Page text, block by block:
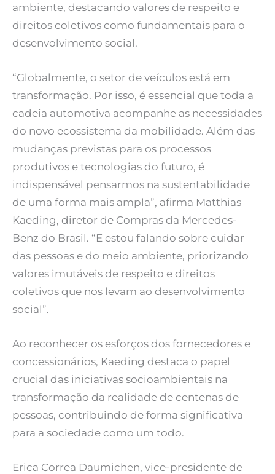
ambiente, destacando valores de respeito e
direitos coletivos como fundamentais para o
desenvolvimento social.
“Globalmente, o setor de veículos está em
transformação. Por isso, é essencial que toda a
cadeia automotiva acompanhe as necessidades
do novo ecossistema da mobilidade. Além das
mudanças previstas para os processos
produtivos e tecnologias do futuro, é
indispensável pensarmos na sustentabilidade
de uma forma mais ampla”, afirma Matthias
Kaeding, diretor de Compras da Mercedes-
Benz do Brasil. “E estou falando sobre cuidar
das pessoas e do meio ambiente, priorizando
valores imutáveis de respeito e direitos
coletivos que nos levam ao desenvolvimento
social”.
Ao reconhecer os esforços dos fornecedores e
concessionários, Kaeding destaca o papel
crucial das iniciativas socioambientais na
transformação da realidade de centenas de
pessoas, contribuindo de forma significativa
para a sociedade como um todo.
Erica Correa Daumichen, vice-presidente de